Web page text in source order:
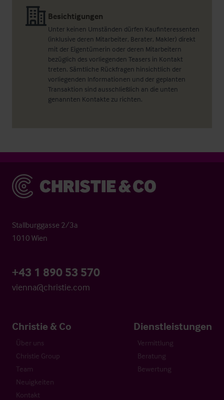
Besichtigungen
Unter keinen Umständen dürfen Kaufinteressenten
(inklusive deren Mitarbeiter, Berater, Makler) direkt
mit der Eigentümerin oder deren Mitarbeitern
bezüglich des vorliegenden Teasers in Kontakt
treten. Sämtliche Rückfragen hinsichtlich der
vorliegenden Informationen und der geplanten
Transaktion sind ausschließlich an die unten
genannten Kontakte zu richten.
Christie & Co
Stallburggasse 2/3a
1010 Wien
+43 1 890 53 570
vienna@christie.com
Christie & Co
Über uns
Christie Group
Team
Neuigkeiten
Kontakt
Dienstleistungen
Vermittlung
Beratung
Bewertung